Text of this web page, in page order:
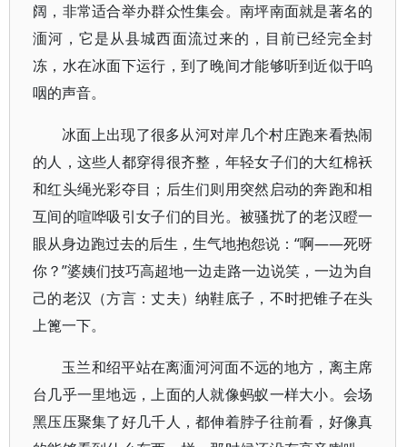
阔，非常适合举办群众性集会。南坪南面就是著名的
湎河，它是从县城西面流过来的，目前已经完全封
冻，水在冰面下运行，到了晚间才能够听到近似于呜
咽的声音。
冰面上出现了很多从河对岸几个村庄跑来看热闹
的人，这些人都穿得很齐整，年轻女子们的大红棉袄
和红头绳光彩夺目；后生们则用突然启动的奔跑和相
互间的喧哗吸引女子们的目光。被骚扰了的老汉瞪一
眼从身边跑过去的后生，生气地抱怨说：“啊——死呀
你？”婆姨们技巧高超地一边走路一边说笑，一边为自
己的老汉（方言：丈夫）纳鞋底子，不时把锥子在头
上篦一下。
玉兰和绍平站在离湎河河面不远的地方，离主席
台几乎一里地远，上面的人就像蚂蚁一样大小。会场
黑压压聚集了好几千人，都伸着脖子往前看，好像真